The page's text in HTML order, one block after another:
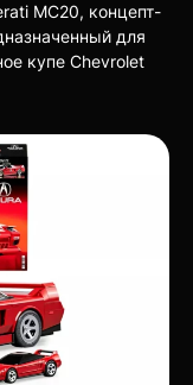
MC20, концепт-
для
купе Chevrolet